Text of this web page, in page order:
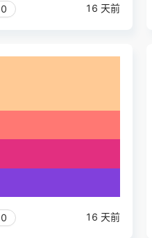
0 16 天前
0 16 天前